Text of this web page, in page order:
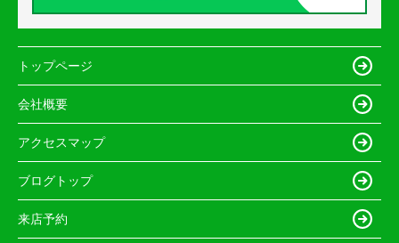
トップページ
会社概要
アクセスマップ
ブログトップ
来店予約